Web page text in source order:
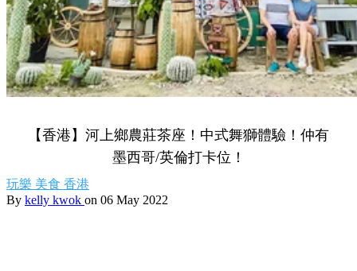
【香港】河上鄉農莊茶座！中式舞獅體驗！仲有
墨西哥/英倫打卡位！
玩樂 美食 香港
By kelly kwok on 06 May 2022